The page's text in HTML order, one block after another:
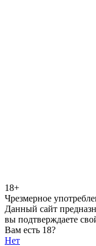
18+
Чрезмерное
Данный сайт
вы подтверждаете
Вам есть 18?
Нет